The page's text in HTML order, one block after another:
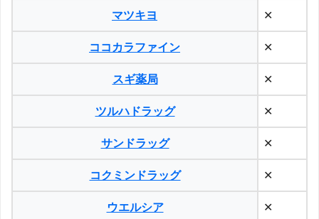
マツキヨ ✕
ココカラファイン ✕
スギ薬局 ✕
ツルハドラッグ ✕
サンドラッグ ✕
コクミンドラッグ ✕
ウエルシア ✕